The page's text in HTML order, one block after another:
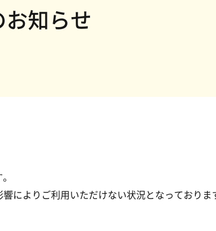
お知らせ
によりご利用いただけない状況となっておりま